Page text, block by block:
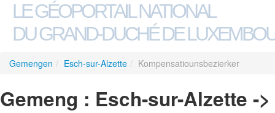
LE GÉOPORTAIL NATIONAL
DU GRAND-DUCHÉ DE
Gemengen / Esch-sur-Alzette / Kompensatiounsbezierker
Gemeng : Esch-sur-Alzette -